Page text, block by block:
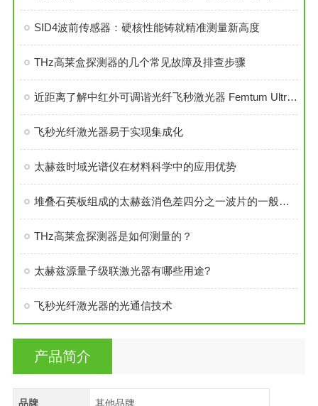
SID4波前传感器：硬核性能铸就精准测量新高度
THz高莱盒探测器的几个常见故障及排查步骤
近距离了解中红外可调谐光纤飞秒激光器 Femtum Ultratune 3400性能
飞秒光纤激光器易于实现集成化
太赫兹时域光谱仪在材料科学中的应用优势
堆叠石英板组成的太赫兹消色差四分之一波片的一般方法
THz高莱盒探测器是如何测量的？
太赫兹源量子级联激光器有哪些用途?
飞秒光纤激光器的光通信技术
产品简介
品牌 其他品牌